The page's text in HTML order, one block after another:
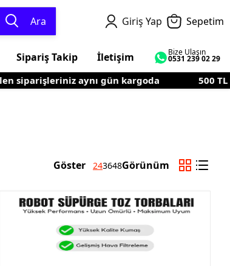
Ara Giriş Yap Sepetim
Sipariş Takip İletişim Bize Ulaşın
0531 239 02 29
aynı gün kargoda 500 TL ve
Göster 243648Görünüm